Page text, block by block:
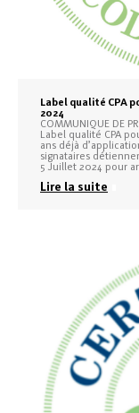
Label qualité CPA
2024
COMMUNIQUE DE
Label qualité CPA
ans déjà
signataires
5 Juillet 2024 pour
Lire la suite